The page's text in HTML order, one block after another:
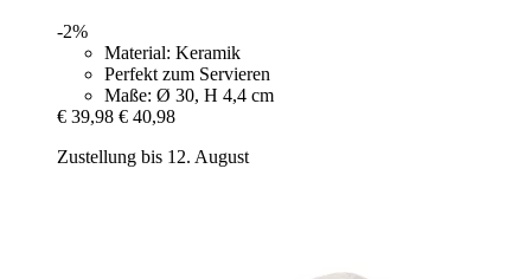
-2%
Material: Keramik
Perfekt zum Servieren
Maße: Ø 30, H 4,4 cm
€ 39,98 € 40,98
Zustellung bis 12. August